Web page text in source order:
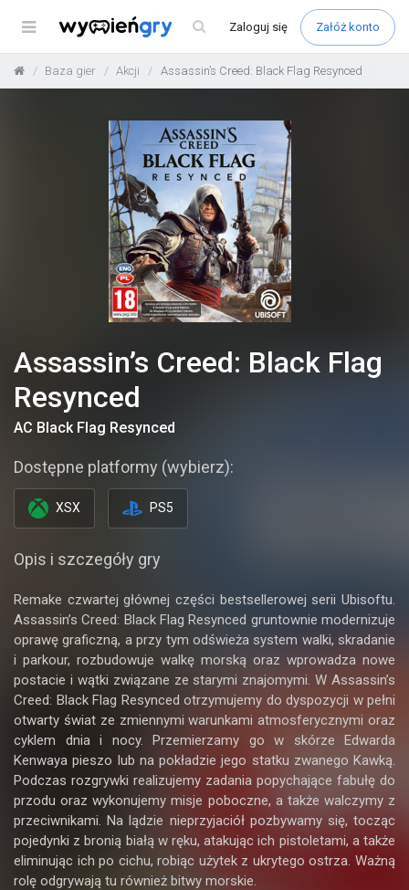
Menu Zaloguj się Załóż konto
Baza gier Akcji Assassin’s Creed: Black Flag Resynced
Assassin’s Creed: Black Flag
Resynced
AC Black Flag Resynced
Dostępne platformy (wybierz):
XSX PS5
Opis i szczegóły gry
Remake czwartej głównej części bestsellerowej serii Ubisoftu.
Assassin’s Creed: Black Flag Resynced gruntownie modernizuje
oprawę graficzną, a przy tym odświeża system walki, skradanie
i parkour, rozbudowuje walkę morską oraz wprowadza nowe
postacie i wątki związane ze starymi znajomymi. W Assassin’s
Creed: Black Flag Resynced otrzymujemy do dyspozycji w pełni
otwarty świat ze zmiennymi warunkami atmosferycznymi oraz
cyklem dnia i nocy. Przemierzamy go w skórze Edwarda
Kenwaya pieszo lub na pokładzie jego statku zwanego Kawką.
Podczas rozgrywki realizujemy zadania popychające fabułę do
przodu oraz wykonujemy misje poboczne, a także walczymy z
przeciwnikami. Na lądzie nieprzyjaciół pozbywamy się, tocząc
pojedynki z bronią białą w ręku, atakując ich pistoletami, a także
eliminując ich po cichu, robiąc użytek z ukrytego ostrza. Ważną
rolę odgrywają tu również bitwy morskie.